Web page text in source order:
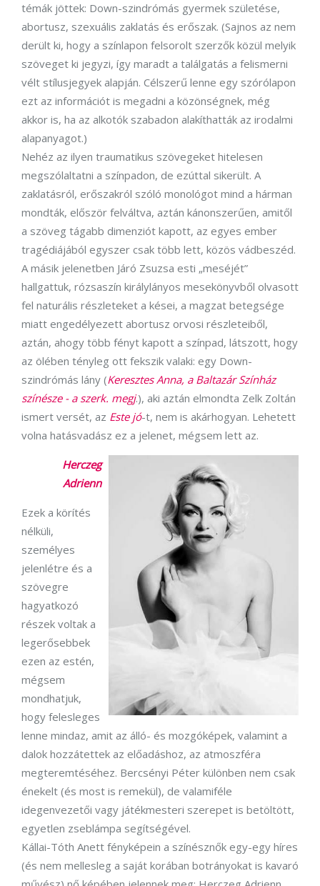
témák jöttek: Down-szindrómás gyermek születése,
abortusz, szexuális zaklatás és erőszak. (Sajnos az nem
derült ki, hogy a színlapon felsorolt szerzők közül melyik
szöveget ki jegyzi, így maradt a találgatás a felismerni
vélt stílusjegyek alapján. Célszerű lenne egy szórólapon
ezt az információt is megadni a közönségnek, még
akkor is, ha az alkotók szabadon alakíthatták az irodalmi
alapanyagot.)
Nehéz az ilyen traumatikus szövegeket hitelesen
megszólaltatni a színpadon, de ezúttal sikerült. A
zaklatásról, erőszakról szóló monológot mind a hárman
mondták, először felváltva, aztán kánonszerűen, amitől
a szöveg tágabb dimenziót kapott, az egyes ember
tragédiájából egyszer csak több lett, közös vádbeszéd.
A másik jelenetben Járó Zsuzsa esti „meséjét”
hallgattuk, rózsaszín királylányos mesekönyvből olvasott
fel naturális részleteket a kései, a magzat betegsége
miatt engedélyezett abortusz orvosi részleteiből,
aztán, ahogy több fényt kapott a színpad, látszott, hogy
az ölében tényleg ott fekszik valaki: egy Down-
szindrómás lány (Keresztes Anna, a Baltazár Színház
színésze - a szerk. megj.), aki aztán elmondta Zelk Zoltán
ismert versét, az Este jó-t, nem is akárhogyan. Lehetett
volna hatásvadász ez a jelenet, mégsem lett az.
Herczeg
Adrienn
Ezek a körítés
nélküli,
személyes
jelenlétre és a
szövegre
hagyatkozó
részek voltak a
legerősebbek
ezen az estén,
mégsem
mondhatjuk,
hogy felesleges
lenne mindaz, amit az álló- és mozgóképek, valamint a
dalok hozzátettek az előadáshoz, az atmoszféra
megteremtéséhez. Bercsényi Péter különben nem csak
énekelt (és most is remekül), de valamiféle
idegenvezetői vagy játékmesteri szerepet is betöltött,
egyetlen zseblámpa segítségével.
Kállai-Tóth Anett fényképein a színésznők egy-egy híres
(és nem mellesleg a saját korában botrányokat is kavaró